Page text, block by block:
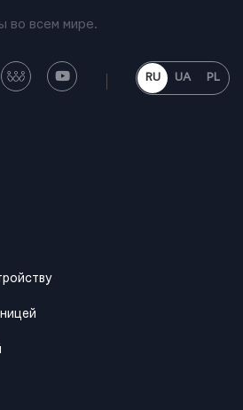
во всем мире.
RU UA PL